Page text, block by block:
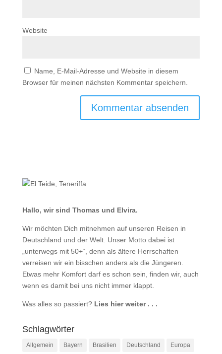
Website
Name, E-Mail-Adresse und Website in diesem
Browser für meinen nächsten Kommentar speichern.
Hallo, wir sind Thomas und Elvira.
Wir möchten Dich mitnehmen auf unseren Reisen in
Deutschland und der Welt. Unser Motto dabei ist
„unterwegs mit 50+“, denn als ältere Herrschaften
verreisen wir ein bisschen anders als die Jüngeren.
Etwas mehr Komfort darf es schon sein, finden wir, auch
wenn es damit bei uns nicht immer klappt.
Was alles so passiert? Lies hier weiter . . .
Schlagwörter
Allgemein Bayern Brasilien Deutschland Europa